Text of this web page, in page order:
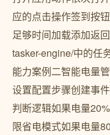
应的点击操作签到按
足够时间加载添加返
tasker-engine/中的任
能力案例二智能电量
设置配置步骤创建事
判断逻辑如果电量
限省电模式如果电量